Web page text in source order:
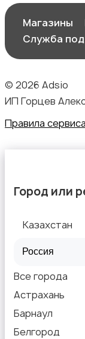
Магазины
Служба
© 2026 Adsio
ИП Горцев
Правила сервиса
Город или
Казахстан
Все города
Астрахань
Барнаул
Белгород